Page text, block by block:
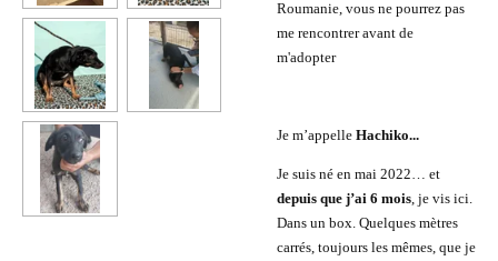
Roumanie, vous ne pourrez pas
me rencontrer avant de
m'adopter
Je m’appelle Hachiko...
Je suis né en mai 2022… et
depuis que j’ai 6 mois , je vis ici.
Dans un box. Quelques mètres
carrés, toujours les mêmes, que je